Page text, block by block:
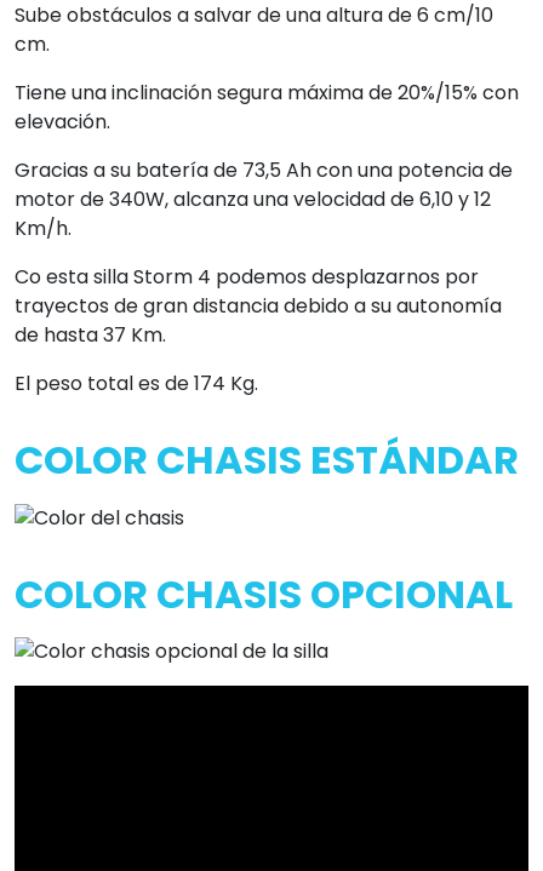
Sube obstáculos a salvar de una altura de 6 cm/10
cm.
Tiene una inclinación segura máxima de 20%/15% con
elevación.
Gracias a su batería de 73,5 Ah con una potencia de
motor de 340W, alcanza una velocidad de 6,10 y 12
Km/h.
Co esta silla Storm 4 podemos desplazarnos por
trayectos de gran distancia debido a su autonomía
de hasta 37 Km.
El peso total es de 174 Kg.
COLOR CHASIS ESTÁNDAR
COLOR CHASIS OPCIONAL